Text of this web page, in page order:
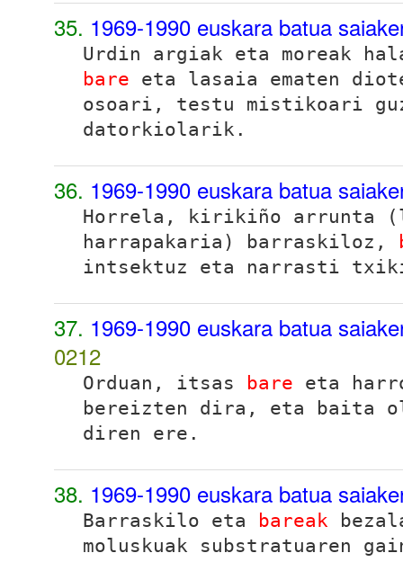
35. 1969-1990 euskara batua
Urdin argiak eta moreak
bare eta lasaia ematen
osoari, testu mistikoari
datorkiolarik.
36. 1969-1990 euskara batua
Horrela, kirikiño arrunta
harrapakaria) barraskiloz,
intsektuz eta narrasti
37. 1969-1990 euskara batua
0212
Orduan, itsas bare eta
bereizten dira, eta baita
diren ere.
38. 1969-1990 euskara batua
Barraskilo eta bareak
moluskuak substratuaren